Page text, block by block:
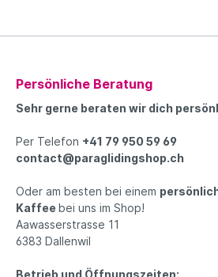
Persönliche Beratung
Sehr gerne beraten wir dich
Per Telefon +41 79 950 59 69
contact@paraglidingshop.ch
Oder am besten bei einem
Kaffee bei uns im Shop!
Aawasserstrasse 11
6383 Dallenwil
Betrieb und Öffnungszeiten: